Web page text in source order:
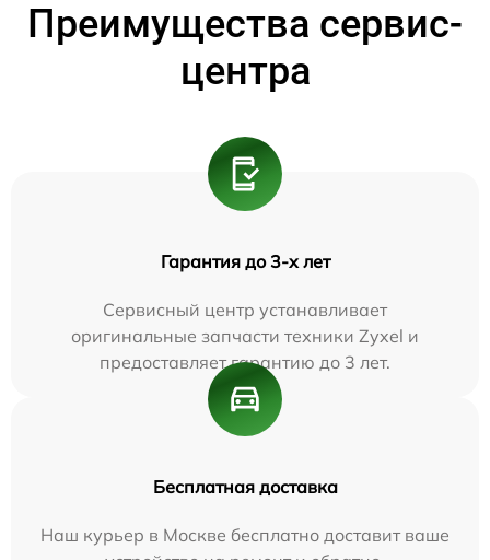
Преимущества сервис-
центра
Гарантия до 3-х лет
Сервисный центр устанавливает
оригинальные запчасти техники Zyxel и
предоставляет гарантию до 3 лет.
Бесплатная доставка
Наш курьер в Москве бесплатно доставит ваше